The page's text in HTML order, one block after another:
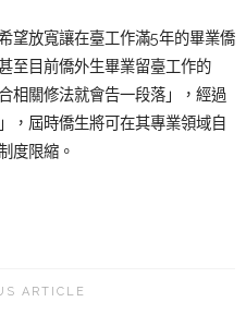
望放寬讓在臺工作滿5年的畢業僑
至目前僑外生畢業留臺工作的
相關修法就會告一段落」，經過
，屆時僑生將可在其專業領域自
度限縮。
ARTICLE